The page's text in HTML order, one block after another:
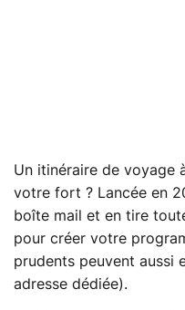
Un itinéraire de voyage
votre fort ? Lancée en
boîte mail et en tire
pour créer votre
prudents peuvent aussi
adresse dédiée).